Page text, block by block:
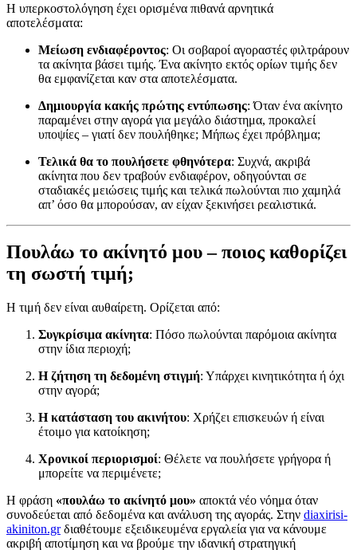
Η υπερκοστολόγηση έχει ορισμένα πιθανά αρνητικά
αποτελέσματα:
Μείωση ενδιαφέροντος: Οι σοβαροί αγοραστές φιλτράρουν
τα ακίνητα βάσει τιμής. Ένα ακίνητο εκτός ορίων τιμής δεν
θα εμφανίζεται καν στα αποτελέσματα.
Δημιουργία κακής πρώτης εντύπωσης: Όταν ένα ακίνητο
παραμένει στην αγορά για μεγάλο διάστημα, προκαλεί
υποψίες – γιατί δεν πουλήθηκε; Μήπως έχει πρόβλημα;
Τελικά θα το πουλήσετε φθηνότερα: Συχνά, ακριβά
ακίνητα που δεν τραβούν ενδιαφέρον, οδηγούνται σε
σταδιακές μειώσεις τιμής και τελικά πωλούνται πιο χαμηλά
απ’ όσο θα μπορούσαν, αν είχαν ξεκινήσει ρεαλιστικά.
Πουλάω το ακίνητό μου – ποιος καθορίζει
τη σωστή τιμή;
Η τιμή δεν είναι αυθαίρετη. Ορίζεται από:
Συγκρίσιμα ακίνητα: Πόσο πωλούνται παρόμοια ακίνητα
στην ίδια περιοχή;
Η ζήτηση τη δεδομένη στιγμή: Υπάρχει κινητικότητα ή όχι
στην αγορά;
Η κατάσταση του ακινήτου: Χρήζει επισκευών ή είναι
έτοιμο για κατοίκηση;
Χρονικοί περιορισμοί: Θέλετε να πουλήσετε γρήγορα ή
μπορείτε να περιμένετε;
Η φράση «πουλάω το ακίνητό μου» αποκτά νέο νόημα όταν
συνοδεύεται από δεδομένα και ανάλυση της αγοράς. Στην diaxirisi-
akiniton.grδιαθέτουμε εξειδικευμένα εργαλεία για να κάνουμε
ακριβή αποτίμηση και να βρούμε την ιδανική στρατηγική